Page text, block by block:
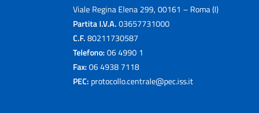
Viale Regina Elena 299, 00161 – Roma (I)
Partita I.V.A. 03657731000
C.F. 80211730587
Telefono: 06 4990 1
Fax: 06 4938 7118
PEC: protocollo.centrale@pec.iss.it